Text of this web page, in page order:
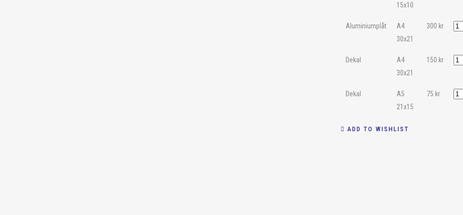
15x10
Aluminiumplåt
A4
30x21
300 kr
Dekal
A4
30x21
150 kr
Dekal
A5
21x15
75 kr
ADD TO WISHLIST